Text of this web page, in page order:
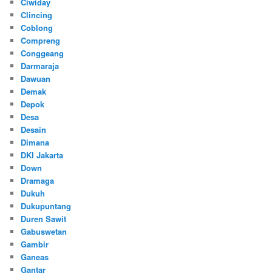
Clincing
Coblong
Compreng
Conggeang
Darmaraja
Dawuan
Demak
Depok
Desa
Desain
Dimana
DKI Jakarta
Down
Dramaga
Dukuh
Dukupuntang
Duren Sawit
Gabuswetan
Gambir
Ganeas
Gantar